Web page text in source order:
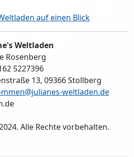
auf einen Blick
Weltladen
Rosenberg
5227396
13, 09366 Stollberg
weltladen.de
Alle Rechte vorbehalten.